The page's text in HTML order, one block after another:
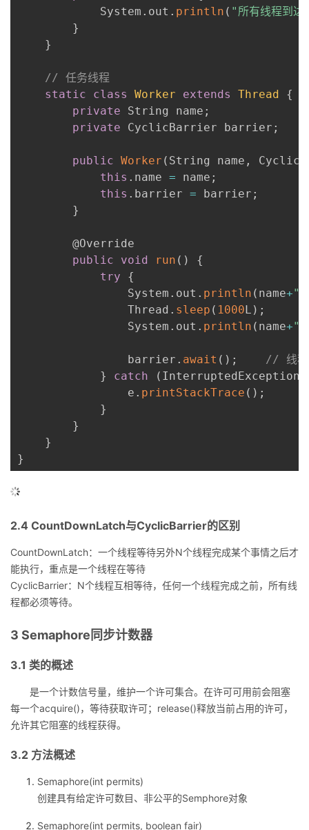
            System
. out . println ( "所有线程到
}
}
// 任务线程
static
class Worker extends Thread
{
private String name ;
private CyclicBarrier barrier ;
public Worker ( String name ,
this . name = name ;
this . barrier = barrier ;
}
        @Override
public
void run ( )
{
try
{
                System
. out . println ( name+"
                Thread
. sleep ( 1000L ) ;
                System
. out . println ( name+"
                barrier
. await ( ) ;
// 线程
}
catch ( InterruptedException
                e
. printStackTrace ( ) ;
}
}
}
}
2.4 CountDownLatch与CyclicBarrier的区别
CountDownLatch：一个线程等待另外N个线程完成某个事情之后才
能执行，重点是一个线程在等待
CyclicBarrier：N个线程互相等待，任何一个线程完成之前，所有线
程都必须等待。
3 Semaphore同步计数器
3.1 类的概述
是一个计数信号量，维护一个许可集合。在许可可用前会阻塞
每一个acquire()，等待获取许可；release()释放当前占用的许可，
允许其它阻塞的线程获得。
3.2 方法概述
Semaphore(int permits)
创建具有给定许可数目、非公平的Semphore对象
Semaphore(int permits, boolean fair)